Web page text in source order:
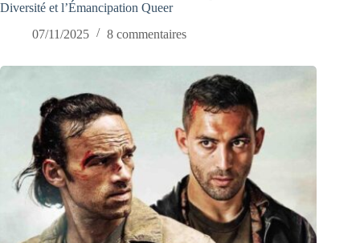
Diversité et l’Émancipation Queer
07/11/2025
8 commentaires